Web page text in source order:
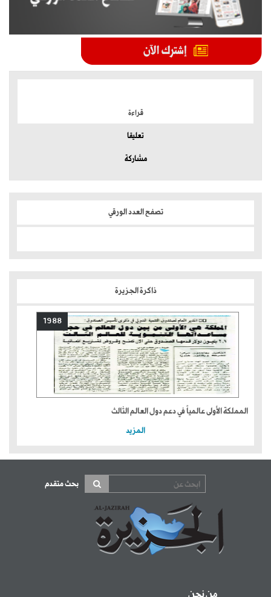
قراءة
تعليقا
مشاركة
تصفح العدد الورقي
ذاكرة الجزيرة
1988
المملكة الأولى عالمياً في دعم دول العالم الثالث
المزيد
بحث متقدم
من نحن